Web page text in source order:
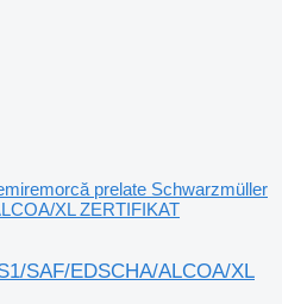
prelate Schwarzmüller
XL ZERTIFIKAT
SAF/EDSCHA/ALCOA/XL